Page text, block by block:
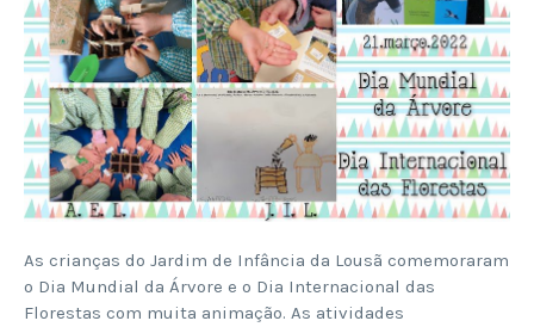
As crianças do Jardim de Infância da Lousã comemoraram
o Dia Mundial da Árvore e o Dia Internacional das
Florestas com muita animação. As atividades